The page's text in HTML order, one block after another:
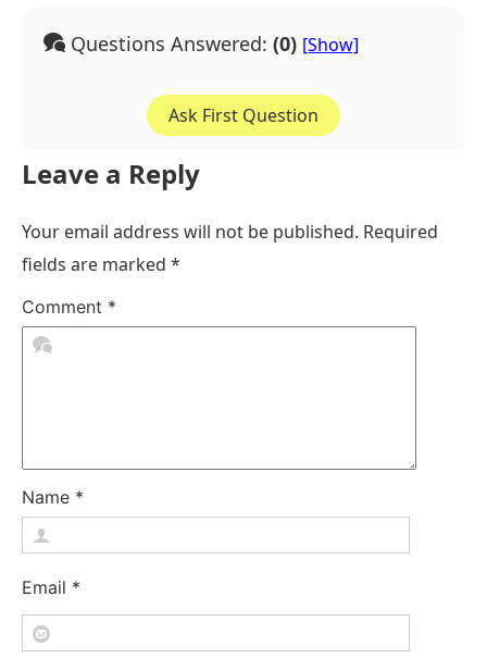
Questions Answered: (0)
Ask First Question
Leave a Reply
Your email address will not be published. Required
fields are marked *
Comment *
Name *
Email *